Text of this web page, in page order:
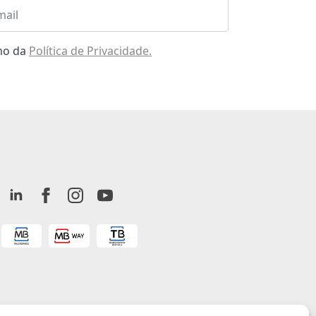
da Política de Privacidade.